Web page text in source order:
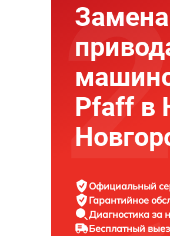
Pfaff в
Официальный
Гарантийное
Диагностика за
Бесплатный